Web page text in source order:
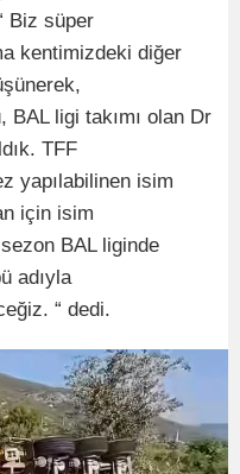
Biz süper
kentimizdeki diğer
BAL ligi takımı olan Dr
TFF
yapılabilinen isim
için isim
BAL liginde
adıyla
“ dedi.